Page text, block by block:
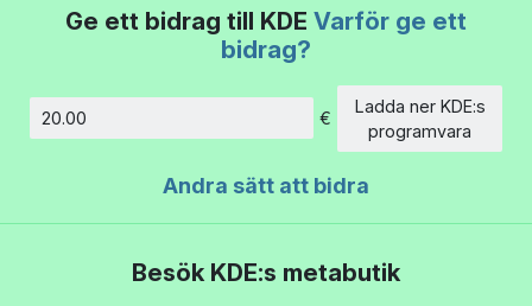
Ge ett bidrag till KDE Varför ge ett
bidrag?
€
Ladda ner KDE:s
programvara
Andra sätt att bidra
Besök KDE:s metabutik